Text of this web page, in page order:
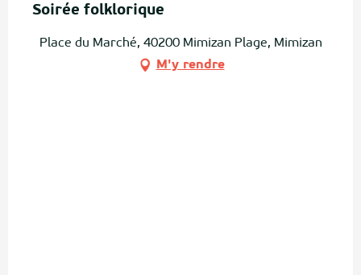
Soirée folklorique
Place du Marché, 40200 Mimizan Plage, Mimizan
M'y rendre